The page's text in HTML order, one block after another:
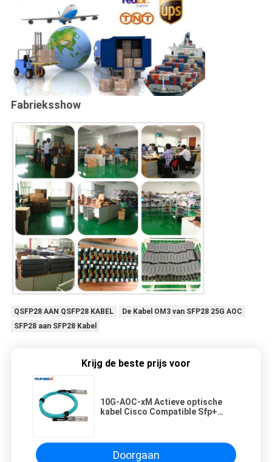
Fabrieksshow
QSFP28 AAN QSFP28 KABEL
De Kabel OM3 van SFP28 25G AOC
SFP28 aan SFP28 Kabel
Krijg de beste prijs voor
10G-AOC-xM Actieve optische
kabel Cisco Compatible Sfp+
Doorgaan